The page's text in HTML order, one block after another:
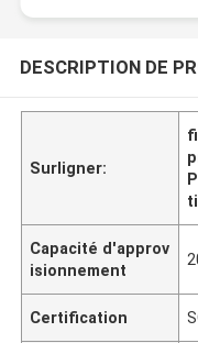
DESCRIPTION DE
Surligner:
Capacité d'approv
isionnement
Certification